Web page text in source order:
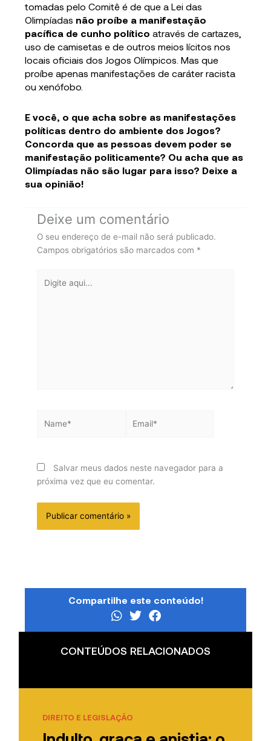
tomadas pelo Comitê é de que a Lei das
Olimpíadas não proíbe a manifestação
pacífica de cunho político através de cartazes,
uso de camisetas e de outros meios lícitos nos
locais oficiais dos Jogos Olímpicos. Mas que
proíbe apenas manifestações de caráter racista
ou xenófobo.
E você, o que acha sobre as manifestações
políticas dentro do ambiente dos Jogos?
Concorda que as pessoas devem poder se
manifestação politicamente? Ou acha que as
Olimpíadas não são lugar para isso? Deixe a
sua opinião!
Deixe um comentário
O seu endereço de e-mail não será publicado.
Campos obrigatórios são marcados com *
aqui...
Salvar meus dados neste navegador para a
próxima vez que eu comentar.
Compartilhe este conteúdo!
CONTEÚDOS RELACIONADOS
DIREITO E LEGISLAÇÃO